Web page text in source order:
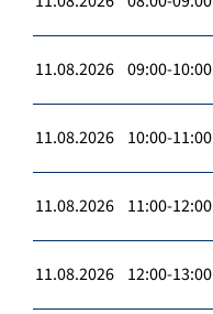
11.08.2026 09:00-10:00
11.08.2026 10:00-11:00
11.08.2026 11:00-12:00
11.08.2026 12:00-13:00